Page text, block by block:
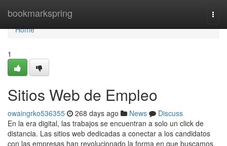
bookmarkspring
Home
Home
1
Sitios Web de Empleo
owaingrko536355 268 days ago News
Discuss
En la era digital, las trabajos se encuentran a solo un click de
distancia. Las sitios web dedicadas a conectar a los candidatos
con las empresas han revolucionado la forma en que buscamos